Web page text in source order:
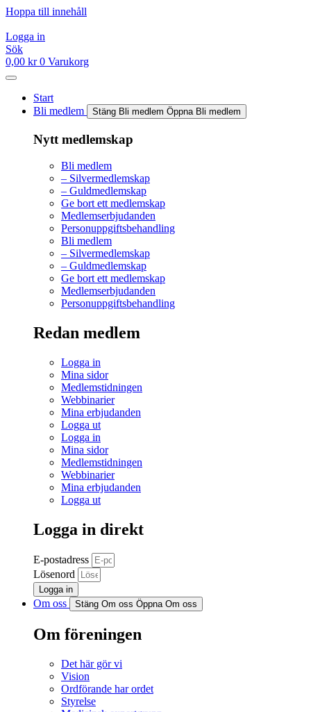
Hoppa till innehåll
Logga in
Sök
0,00 kr 0 Varukorg
Start
Bli medlem
Stäng Bli medlem Öppna Bli medlem
Nytt medlemskap
Bli medlem
– Silvermedlemskap
– Guldmedlemskap
Ge bort ett medlemskap
Medlemserbjudanden
Personuppgiftsbehandling
Bli medlem
– Silvermedlemskap
– Guldmedlemskap
Ge bort ett medlemskap
Medlemserbjudanden
Personuppgiftsbehandling
Redan medlem
Logga in
Mina sidor
Medlemstidningen
Webbinarier
Mina erbjudanden
Logga ut
Logga in
Mina sidor
Medlemstidningen
Webbinarier
Mina erbjudanden
Logga ut
Logga in direkt
E-postadress
Lösenord
Logga in
Om oss Stäng Om oss Öppna Om oss
Om föreningen
Det här gör vi
Vision
Ordförande har ordet
Styrelse